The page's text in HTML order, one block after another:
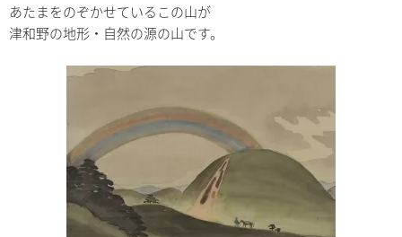
あたまをのぞかせているこの山が
津和野の地形・自然の源の山です。